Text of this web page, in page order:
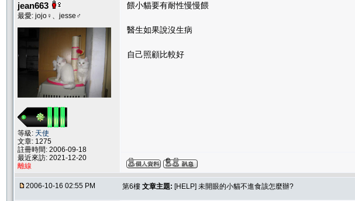
jean663
最愛: jojo♀、jesse♂
等級: 天使
文章: 1275
註冊時間: 2006-09-18
最近來訪: 2021-12-20
離線
餵小貓要有耐性慢慢餵
醫生如果說沒生病
自己照顧比較好
2006-10-16 02:55 PM 第6樓 文章主題: [HELP] 未開眼的小貓不進食該怎麼辦?